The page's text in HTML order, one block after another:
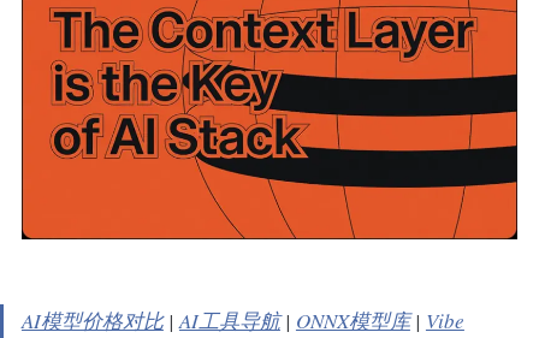
AI模型价格对比|AI工具导航| ONNX模型库| Vibe